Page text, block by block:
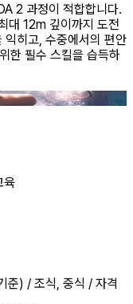
2 과정이 적합합니다.
대 12m 깊이까지 도전
익히고, 수중에서의 편안
한 필수 스킬을 습득하
육
준) / 조식, 중식 / 자격